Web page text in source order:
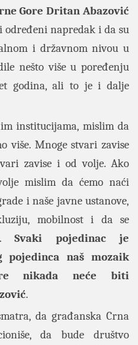
Gore Dritan Abazović
određeni napredak i da su
i državnom nivou u
nešto više u poređenju
godina, ali to je i dalje
institucijama, mislim da
više. Mnoge stvari zavise
zavise i od volje. Ako
mislim da ćemo naći
i naše javne ustanove,
mobilnost i da se
Svaki pojedinac je
pojedinca naš mozaik
nikada neće biti
.
da građanska Crna
da bude društvo